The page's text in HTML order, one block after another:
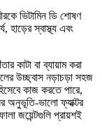
ভিটামিন ডি শোষণ
হাড়ের স্বাস্থ্য এবং
কাটা বা ব্যায়াম করা
উচ্ছ্বাস নড়াচড়া সহজ
কাজ করতে পারে,
অনুভূতি-ভালো ফ্যাক্টর
জয়েন্টগুলি প্রায়শই